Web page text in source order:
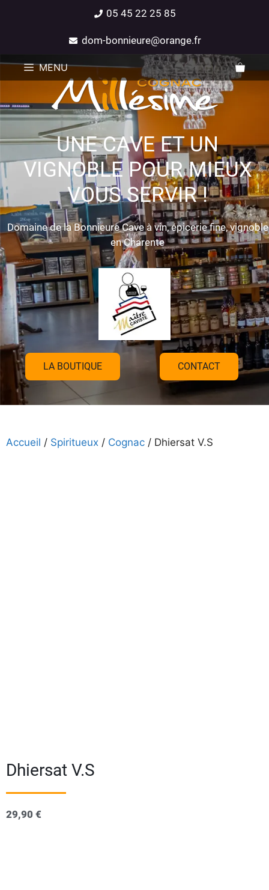
05 45 22 25 85
dom-bonnieure@orange.fr
MENU
UNE CAVE ET UN
VIGNOBLE POUR MIEUX
VOUS SERVIR !
Domaine de la Bonnieure Cave à vin, épicerie fine, vignoble
en Charente
LA BOUTIQUE CONTACT
Accueil / Spiritueux / Cognac / Dhiersat V.S
Dhiersat V.S
29,90 €